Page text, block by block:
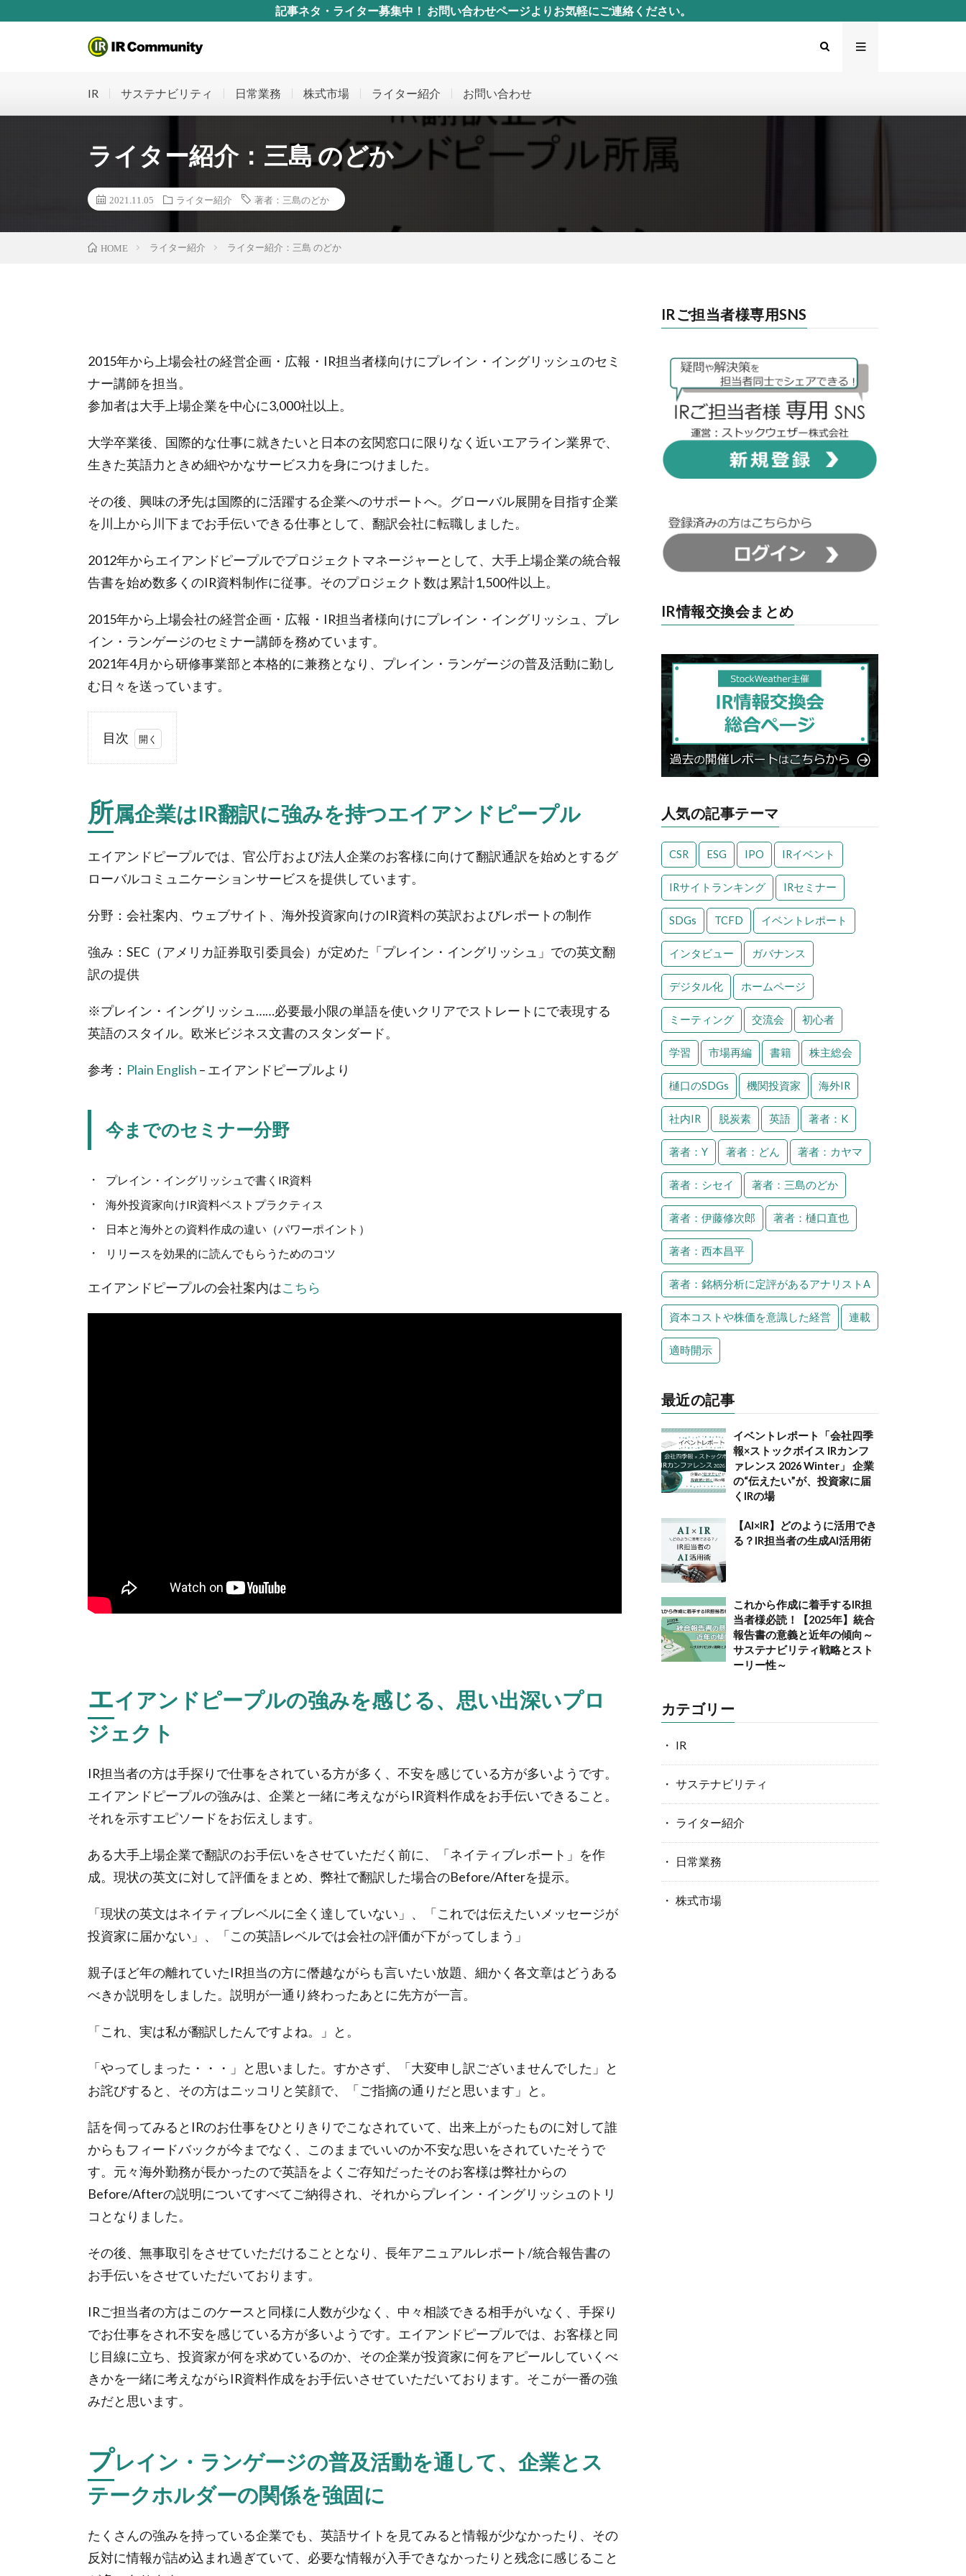
記事ネタ・ライター募集中！ お問い合わせページよりお気軽にご連絡ください。
IR サステナビリティ 日常業務 株式市場 ライター紹介 お問い合わせ
ライター紹介：三島 のどか
2021.11.05 ライター紹介 著者：三島のどか
HOME ライター紹介 ライター紹介：三島 のどか
2015年から上場会社の経営企画・広報・IR担当者様向けにプレイン・イングリッシュのセミ
ナー講師を担当。
参加者は大手上場企業を中心に3,000社以上。
大学卒業後、国際的な仕事に就きたいと日本の玄関窓口に限りなく近いエアライン業界で、
生きた英語力ときめ細やかなサービス力を身につけました。
その後、興味の矛先は国際的に活躍する企業へのサポートへ。グローバル展開を目指す企業
を川上から川下までお手伝いできる仕事として、翻訳会社に転職しました。
2012年からエイアンドピープルでプロジェクトマネージャーとして、大手上場企業の統合報
告書を始め数多くのIR資料制作に従事。そのプロジェクト数は累計1,500件以上。
2015年から上場会社の経営企画・広報・IR担当者様向けにプレイン・イングリッシュ、プレ
イン・ランゲージのセミナー講師を務めています。
2021年4月から研修事業部と本格的に兼務となり、プレイン・ランゲージの普及活動に勤し
む日々を送っています。
目次
1.
属
企
業
は
IR
翻
に
み
持
エ
イ
ン
ド
プ
今ま
での
セミ
ナー
分野
エイ
アン
ン・
を通
し
て、
とス
クホ
ルダ
関係
を強
固に
所属企業はIR翻訳に強みを持つエイアンドピープル
エイアンドピープルでは、官公庁および法人企業のお客様に向けて翻訳通訳を始めとするグ
ローバルコミュニケーションサービスを提供しています。
分野：会社案内、ウェブサイト、海外投資家向けのIR資料の英訳およびレポートの制作
強み：SEC（アメリカ証券取引委員会）が定めた「プレイン・イングリッシュ」での英文翻
訳の提供
※プレイン・イングリッシュ……必要最小限の単語を使いクリアでストレートにで表現する
英語のスタイル。欧米ビジネス文書のスタンダード。
参考： Plain English – エイアンドピープルより
今までのセミナー分野
プレイン・イングリッシュで書くIR資料
海外投資家向けIR資料ベストプラクティス
日本と海外との資料作成の違い（パワーポイント）
リリースを効果的に読んでもらうためのコツ
エイアンドピープルの会社案内はこちら
エイアンドピープルの強みを感じる、思い出深いプロ
ジェクト
IR担当者の方は手探りで仕事をされている方が多く、不安を感じている方が多いようです。
エイアンドピープルの強みは、企業と一緒に考えながらIR資料作成をお手伝いできること。
それを示すエピソードをお伝えします。
ある大手上場企業で翻訳のお手伝いをさせていただく前に、「ネイティブレポート」を作
成。現状の英文に対して評価をまとめ、弊社で翻訳した場合のBefore/Afterを提示。
「現状の英文はネイティブレベルに全く達していない」、「これでは伝えたいメッセージが
投資家に届かない」、「この英語レベルでは会社の評価が下がってしまう」
親子ほど年の離れていたIR担当の方に僭越ながらも言いたい放題、細かく各文章はどうある
べきか説明をしました。説明が一通り終わったあとに先方が一言。
「これ、実は私が翻訳したんですよね。」と。
「やってしまった・・・」と思いました。すかさず、「大変申し訳ございませんでした」と
お詫びすると、その方はニッコリと笑顔で、「ご指摘の通りだと思います」と。
話を伺ってみるとIRのお仕事をひとりきりでこなされていて、出来上がったものに対して誰
からもフィードバックが今までなく、このままでいいのか不安な思いをされていたそうで
す。元々海外勤務が長かったので英語をよくご存知だったそのお客様は弊社からの
Before/Afterの説明についてすべてご納得され、それからプレイン・イングリッシュのトリ
コとなりました。
その後、無事取引をさせていただけることとなり、長年アニュアルレポート/統合報告書の
お手伝いをさせていただいております。
IRご担当者の方はこのケースと同様に人数が少なく、中々相談できる相手がいなく、手探り
でお仕事をされ不安を感じている方が多いようです。エイアンドピープルでは、お客様と同
じ目線に立ち、投資家が何を求めているのか、その企業が投資家に何をアピールしていくべ
きかを一緒に考えながらIR資料作成をお手伝いさせていただいております。そこが一番の強
みだと思います。
プレイン・ランゲージの普及活動を通して、企業とス
テークホルダーの関係を強固に
たくさんの強みを持っている企業でも、英語サイトを見てみると情報が少なかったり、その
反対に情報が詰め込まれ過ぎていて、必要な情報が入手できなかったりと残念に感じること
IRご担当者様専用SNS
IR情報交換会まとめ
人気の記事テーマ
CSR ESG IPO IRイベント
IRサイトランキング IRセミナー
SDGs TCFD イベントレポート
インタビュー ガバナンス
デジタル化 ホームページ
ミーティング 交流会 初心者
学習 市場再編 書籍 株主総会
樋口のSDGs 機関投資家 海外IR
社内IR 脱炭素 英語 著者：K
著者：Y 著者：どん 著者：カヤマ
著者：シセイ 著者：三島のどか
著者：伊藤修次郎 著者：樋口直也
著者：西本昌平
著者：銘柄分析に定評があるアナリストA
資本コストや株価を意識した経営 連載
適時開示
最近の記事
イベントレポート「会社四季
報×ストックボイス IRカンフ
ァレンス 2026 Winter」 企業
の“伝えたい”が、投資家に届
くIRの場
【AI×IR】どのように活用でき
る？IR担当者の生成AI活用術
これから作成に着手するIR担
当者様必読！【2025年】統合
報告書の意義と近年の傾向～
サステナビリティ戦略とスト
ーリー性～
カテゴリー
IR
サステナビリティ
ライター紹介
日常業務
株式市場